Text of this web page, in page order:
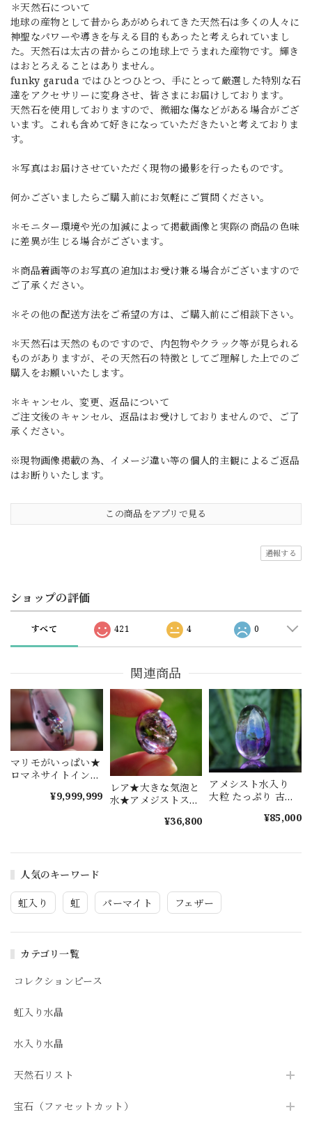
人気のキーワード
虹入り 虹 パーマイト フェザー
カテゴリ一覧
コレクションピース
虹入り水晶
水入り水晶
天然石リスト
宝石（ファセットカット）
＊天然石について
地球の産物として昔からあがめられてきた天然石は多くの人々に
神聖なパワーや導きを与える目的もあったと考えられていまし
た。天然石は太古の昔からこの地球上でうまれた産物です。輝き
はおとろえることはありません。
funky garuda ではひとつひとつ、手にとって厳選した特別な石
達をアクセサリーに変身させ、皆さまにお届けしております。
天然石を使用しておりますので、微細な傷などがある場合がござ
います。これも含めて好きになっていただきたいと考えておりま
す。
＊写真はお届けさせていただく現物の撮影を行ったものです。
何かございましたらご購入前にお気軽にご質問ください。
＊モニター環境や光の加減によって掲載画像と実際の商品の色味
に差異が生じる場合がございます。
＊商品着画等のお写真の追加はお受け兼る場合がございますので
ご了承ください。
＊その他の配送方法をご希望の方は、ご購入前にご相談下さい。
＊天然石は天然のものですので、内包物やクラック等が見られる
ものがありますが、その天然石の特徴としてご理解した上でのご
購入をお願いいたします。
＊キャンセル、変更、返品について
ご注文後のキャンセル、返品はお受けしておりませんので、ご了
承ください。
※現物画像掲載の為、イメージ違い等の個人的主観によるご返品
はお断りいたします。
この商品をアプリで見る
通報する
ショップの評価
すべて 421 4 0
関連商品
マリモがいっぱい★
ロマネサイトインア
¥9,999,999
レア★大きな気泡と
水★アメジストスー
¥36,800
アメシスト水入り
大粒 たっぷり 古代
¥85,000